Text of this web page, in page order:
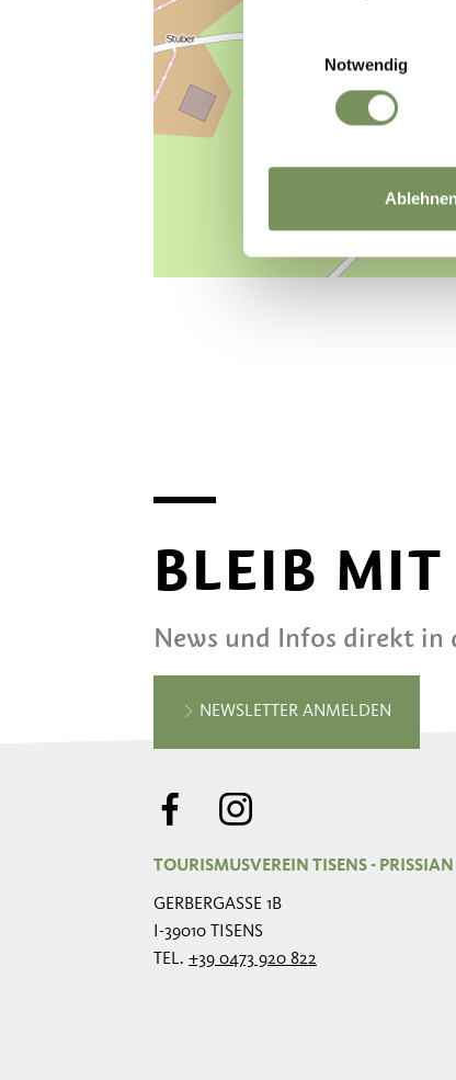
Einwilligungsauswahl
Notwendig
BLEIB
News und Infos direkt in
NEWSLETTER ANMELDEN
TOURISMUSVEREIN TISENS - PRISSIAN
GERBERGASSE 1B
I-39010 TISENS
TEL. +39 0473 920 822